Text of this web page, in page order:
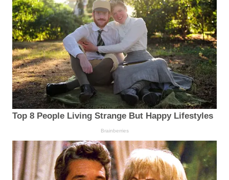
Top 8 People Living Strange But Happy Lifestyles
Brainberries